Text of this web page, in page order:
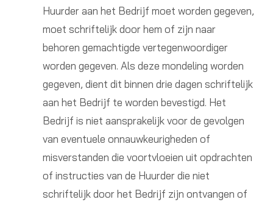
Huurder aan het Bedrijf moet worden gegeven,
moet schriftelijk door hem of zijn naar
behoren gemachtigde vertegenwoordiger
worden gegeven. Als deze mondeling worden
gegeven, dient dit binnen drie dagen schriftelijk
aan het Bedrijf te worden bevestigd. Het
Bedrijf is niet aansprakelijk voor de gevolgen
van eventuele onnauwkeurigheden of
misverstanden die voortvloeien uit opdrachten
of instructies van de Huurder die niet
schriftelijk door het Bedrijf zijn ontvangen of